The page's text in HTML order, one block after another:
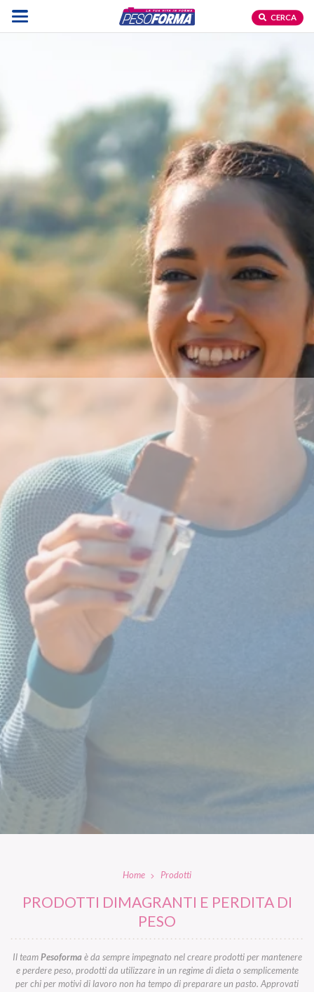
CERCA
Home Prodotti
PRODOTTI DIMAGRANTI E PERDITA DI
PESO
Il teamPesoformaè da sempre impegnato nel creare prodotti per mantenere
e perdere peso, prodotti da utilizzare in un regime di dieta o semplicemente
per chi per motivi di lavoro non ha tempo di preparare un pasto. Approvati